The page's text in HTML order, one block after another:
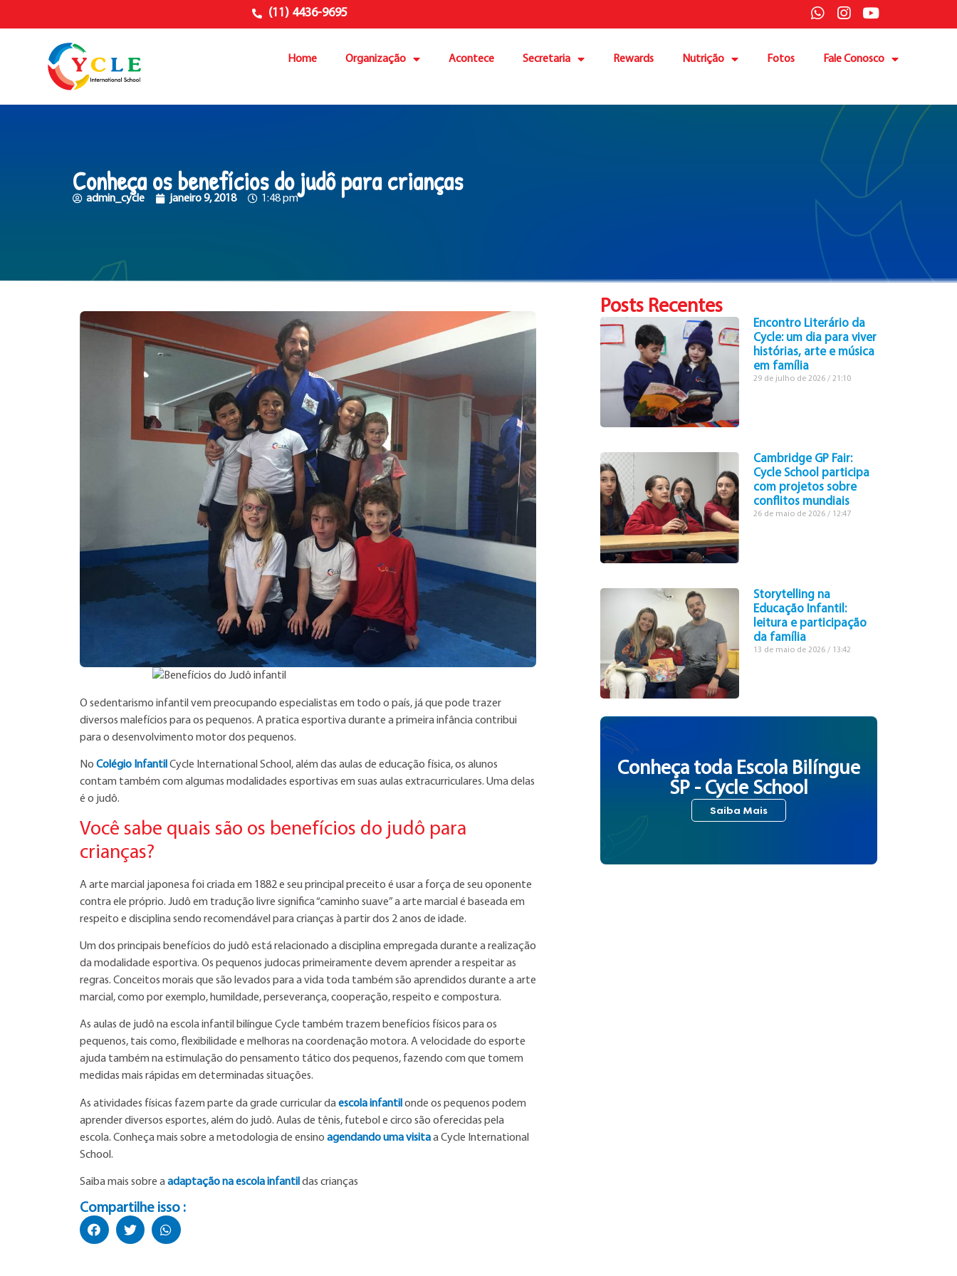
(11) 4436-9695
Home Organização Acontece Secretaria Rewards Nutrição Fotos Fale Conosco
Conheça os benefícios do judô para crianças
admin_cycle janeiro 9, 2018 1:48 pm
O sedentarismo infantil vem preocupando especialistas em todo o país, já que pode trazer
diversos malefícios para os pequenos. A pratica esportiva durante a primeira infância contribui
para o desenvolvimento motor dos pequenos.
No Colégio InfantilCycle International School, além das aulas de educação física, os alunos
contam também com algumas modalidades esportivas em suas aulas extracurriculares. Uma delas
é o judô.
Você sabe quais são os benefícios do judô para
crianças?
A arte marcial japonesa foi criada em 1882 e seu principal preceito é usar a força de seu oponente
contra ele próprio. Judô em tradução livre significa “caminho suave” a arte marcial é baseada em
respeito e disciplina sendo recomendável para crianças à partir dos 2 anos de idade.
Um dos principais benefícios do judô está relacionado a disciplina empregada durante a realização
da modalidade esportiva. Os pequenos judocas primeiramente devem aprender a respeitar as
regras. Conceitos morais que são levados para a vida toda também são aprendidos durante a arte
marcial, como por exemplo, humildade, perseverança, cooperação, respeito e compostura.
As aulas de judô na escola infantil bilíngue Cycle também trazem benefícios físicos para os
pequenos, tais como, flexibilidade e melhoras na coordenação motora. A velocidade do esporte
ajuda também na estimulação do pensamento tático dos pequenos, fazendo com que tomem
medidas mais rápidas em determinadas situações.
As atividades físicas fazem parte da grade curricular daescola infantil onde os pequenos podem
aprender diversos esportes, além do judô. Aulas de tênis, futebol e circo são oferecidas pela
escola. Conheça mais sobre a metodologia de ensino agendando uma visitaa Cycle International
School.
Saiba mais sobre aadaptação na escola infantil das crianças
Compartilhe isso :
Posts Recentes
Encontro Literário da
Cycle: um dia para viver
histórias, arte e música
em família
29 de julho de 2026 21:10
Cambridge GP Fair:
Cycle School participa
com projetos sobre
conflitos mundiais
26 de maio de 2026 12:47
Storytelling na
Educação Infantil:
leitura e participação
da família
13 de maio de 2026 13:42
Conheça toda Escola Bilíngue
SP - Cycle School
Saiba Mais